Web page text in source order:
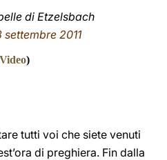
di Etzelsbach
settembre 2011
)
tutti voi che siete venuti
di preghiera. Fin dalla